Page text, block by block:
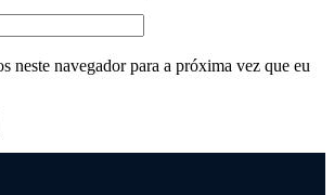
neste navegador para a próxima vez que eu